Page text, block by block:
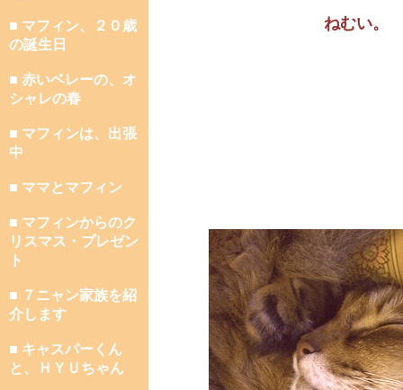
■ マフィン、２０歳
の誕生日
■ 赤いベレーの、オ
シャレの春
■ マフィンは、出張
中
■ ママとマフィン
■ マフィンからのク
リスマス・プレゼン
ト
■ ７ニャン家族を紹
介します
■ キャスパーくん
と、ＨＹＵちゃん
ねむい。